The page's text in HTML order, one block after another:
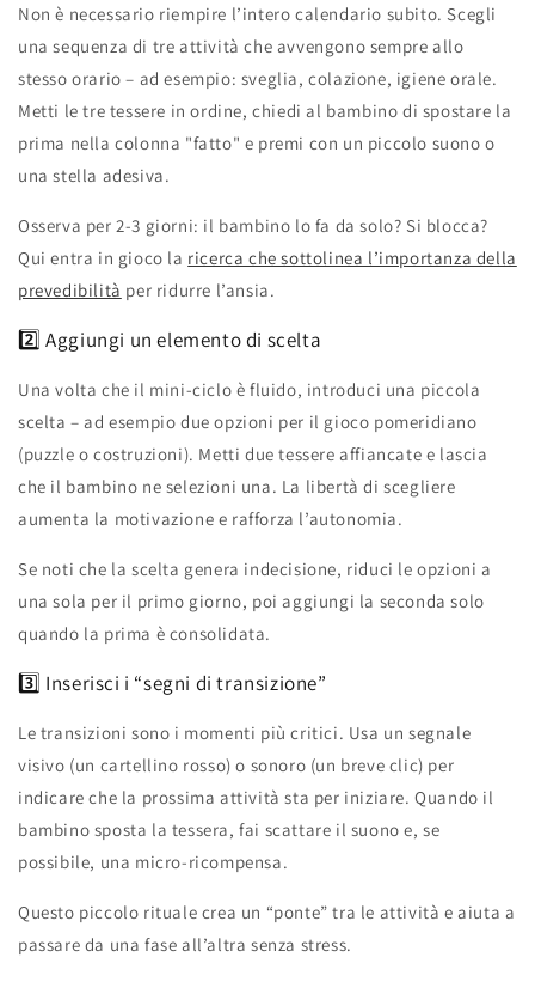
Non è necessario riempire l’intero calendario subito. Scegli
una sequenza di tre attività che avvengono sempre allo
stesso orario – ad esempio: sveglia, colazione, igiene orale.
Metti le tre tessere in ordine, chiedi al bambino di spostare la
prima nella colonna "fatto" e premi con un piccolo suono o
una stella adesiva.
Osserva per 2‑3 giorni: il bambino lo fa da solo? Si blocca?
Qui entra in gioco la ricerca che sottolinea l’importanza della
prevedibilità per ridurre l’ansia.
2️⃣ Aggiungi un elemento di scelta
Una volta che il mini‑ciclo è fluido, introduci una piccola
scelta – ad esempio due opzioni per il gioco pomeridiano
(puzzle o costruzioni). Metti due tessere affiancate e lascia
che il bambino ne selezioni una. La libertà di scegliere
aumenta la motivazione e rafforza l’autonomia.
Se noti che la scelta genera indecisione, riduci le opzioni a
una sola per il primo giorno, poi aggiungi la seconda solo
quando la prima è consolidata.
3️⃣ Inserisci i “segni di transizione”
Le transizioni sono i momenti più critici. Usa un segnale
visivo (un cartellino rosso) o sonoro (un breve clic) per
indicare che la prossima attività sta per iniziare. Quando il
bambino sposta la tessera, fai scattare il suono e, se
possibile, una micro‑ricompensa.
Questo piccolo rituale crea un “ponte” tra le attività e aiuta a
passare da una fase all’altra senza stress.